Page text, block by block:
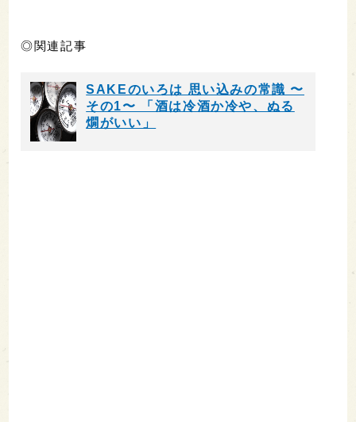
◎関連記事
SAKEのいろは 思い込みの常識 〜
その1〜 「酒は冷酒か冷や、ぬる
燗がいい」